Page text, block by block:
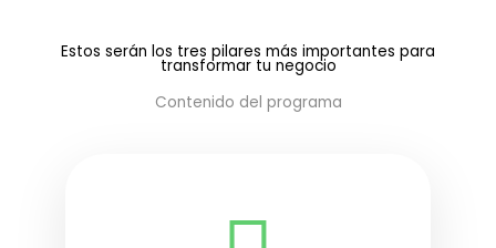
Estos serán los tres pilares más importantes para
transformar tu negocio
Contenido del programa